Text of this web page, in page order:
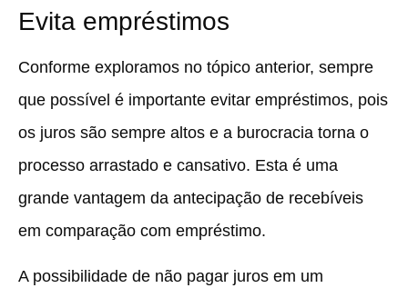
Evita empréstimos
Conforme exploramos no tópico anterior, sempre
que possível é importante evitar empréstimos, pois
os juros são sempre altos e a burocracia torna o
processo arrastado e cansativo. Esta é uma
grande vantagem da antecipação de recebíveis
em comparação com empréstimo.
A possibilidade de não pagar juros em um